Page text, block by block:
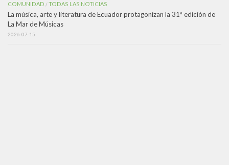
COMUNIDAD /TODAS LAS NOTICIAS
La música, arte y literatura de Ecuador protagonizan la 31ª edición de
La Mar de Músicas
2026-07-15